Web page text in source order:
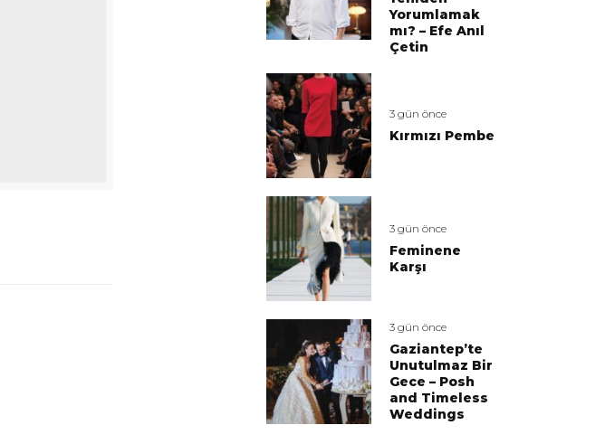
Yorumlamak
mı? – Efe Anıl
Çetin
3 gün önce
Kırmızı Pembe
3 gün önce
Feminene
Karşı
3 gün önce
Gaziantep’te
Unutulmaz Bir
Gece – Posh
and Timeless
Weddings